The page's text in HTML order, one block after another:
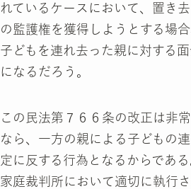
れているケースにおいて、置き
の監護権を獲得しようとする場
子どもを連れ去った親に対する
になるだろう。
この民法第７６６条の改正は非
なら、一方の親による子どもの
定に反する行為となるからであ
家庭裁判所において適切に執行